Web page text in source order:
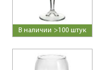
В наличии >100 штук